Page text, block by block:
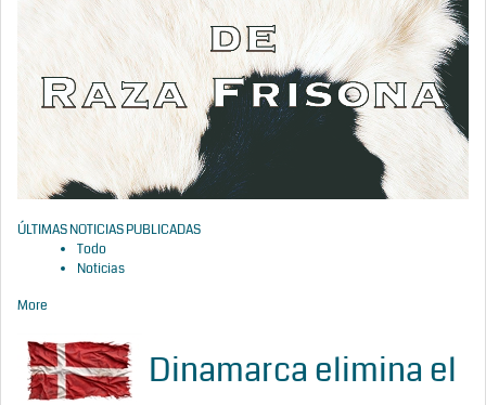
ÚLTIMAS NOTICIAS PUBLICADAS
Todo
Noticias
More
Dinamarca elimina el